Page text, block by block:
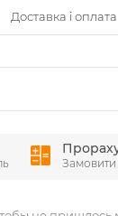
Доставка і оплата